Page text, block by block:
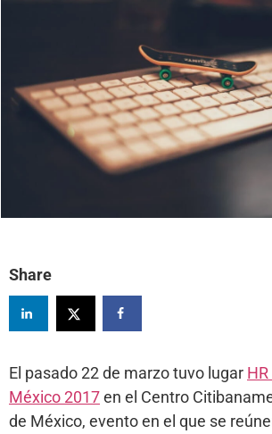
Share
El pasado 22 de marzo tuvo lugar
México 2017en el Centro
de México, evento en el que se